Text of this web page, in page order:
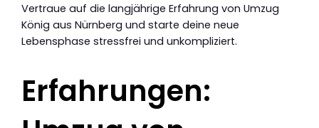
Vertraue auf die langjährige Erfahrung von Umzug
König aus Nürnberg und starte deine neue
Lebensphase stressfrei und unkompliziert.
Erfahrungen: